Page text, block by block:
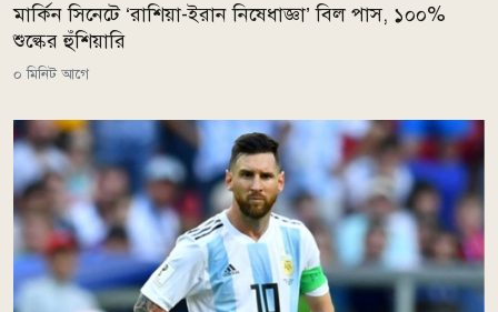
মার্কিন সিনেটে ‘রাশিয়া-ইরান নিষেধাজ্ঞা’ বিল পাস, ১০০%
শুল্কের হুঁশিয়ারি
০ মিনিট আগে